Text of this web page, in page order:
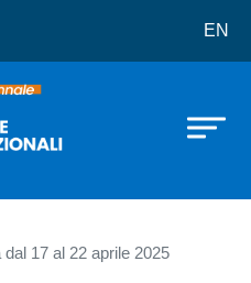
Scienze EN
17 al 22 aprile 2025